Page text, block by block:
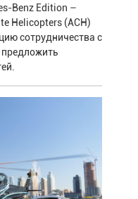
Benz Edition –
Helicopters (ACH)
сотрудничества с